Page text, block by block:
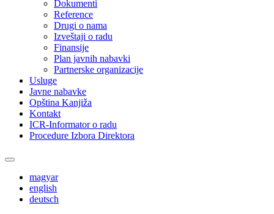
Dokumenti
Reference
Drugi o nama
Izveštaji o radu
Finansije
Plan javnih nabavki
Partnerske organizacije
Usluge
Javne nabavke
Opština Kanjiža
Kontakt
ICR-Informator o radu
Procedure Izbora Direktora
magyar
english
deutsch